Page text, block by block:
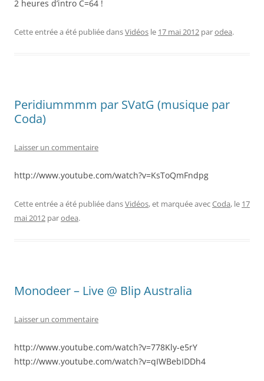
2 heures d’intro C=64 !
Cette entrée a été publiée dansVidéos le 17 mai 2012 parodea.
Peridiummmm par SVatG (musique par
Coda)
Laisser un commentaire
http://www.youtube.com/watch?v=KsToQmFndpg
Cette entrée a été publiée dansVidéos, et marquée avecCoda, le 17
mai 2012 parodea.
Monodeer – Live @ Blip Australia
Laisser un commentaire
http://www.youtube.com/watch?v=778Kly-e5rY
http://www.youtube.com/watch?v=qIWBebIDDh4